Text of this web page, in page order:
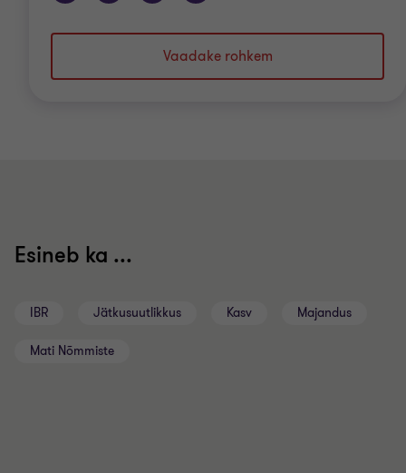
Vaadake rohkem
Esineb ka ...
IBR Jätkusuutlikkus Kasv Majandus
Mati Nõmmiste